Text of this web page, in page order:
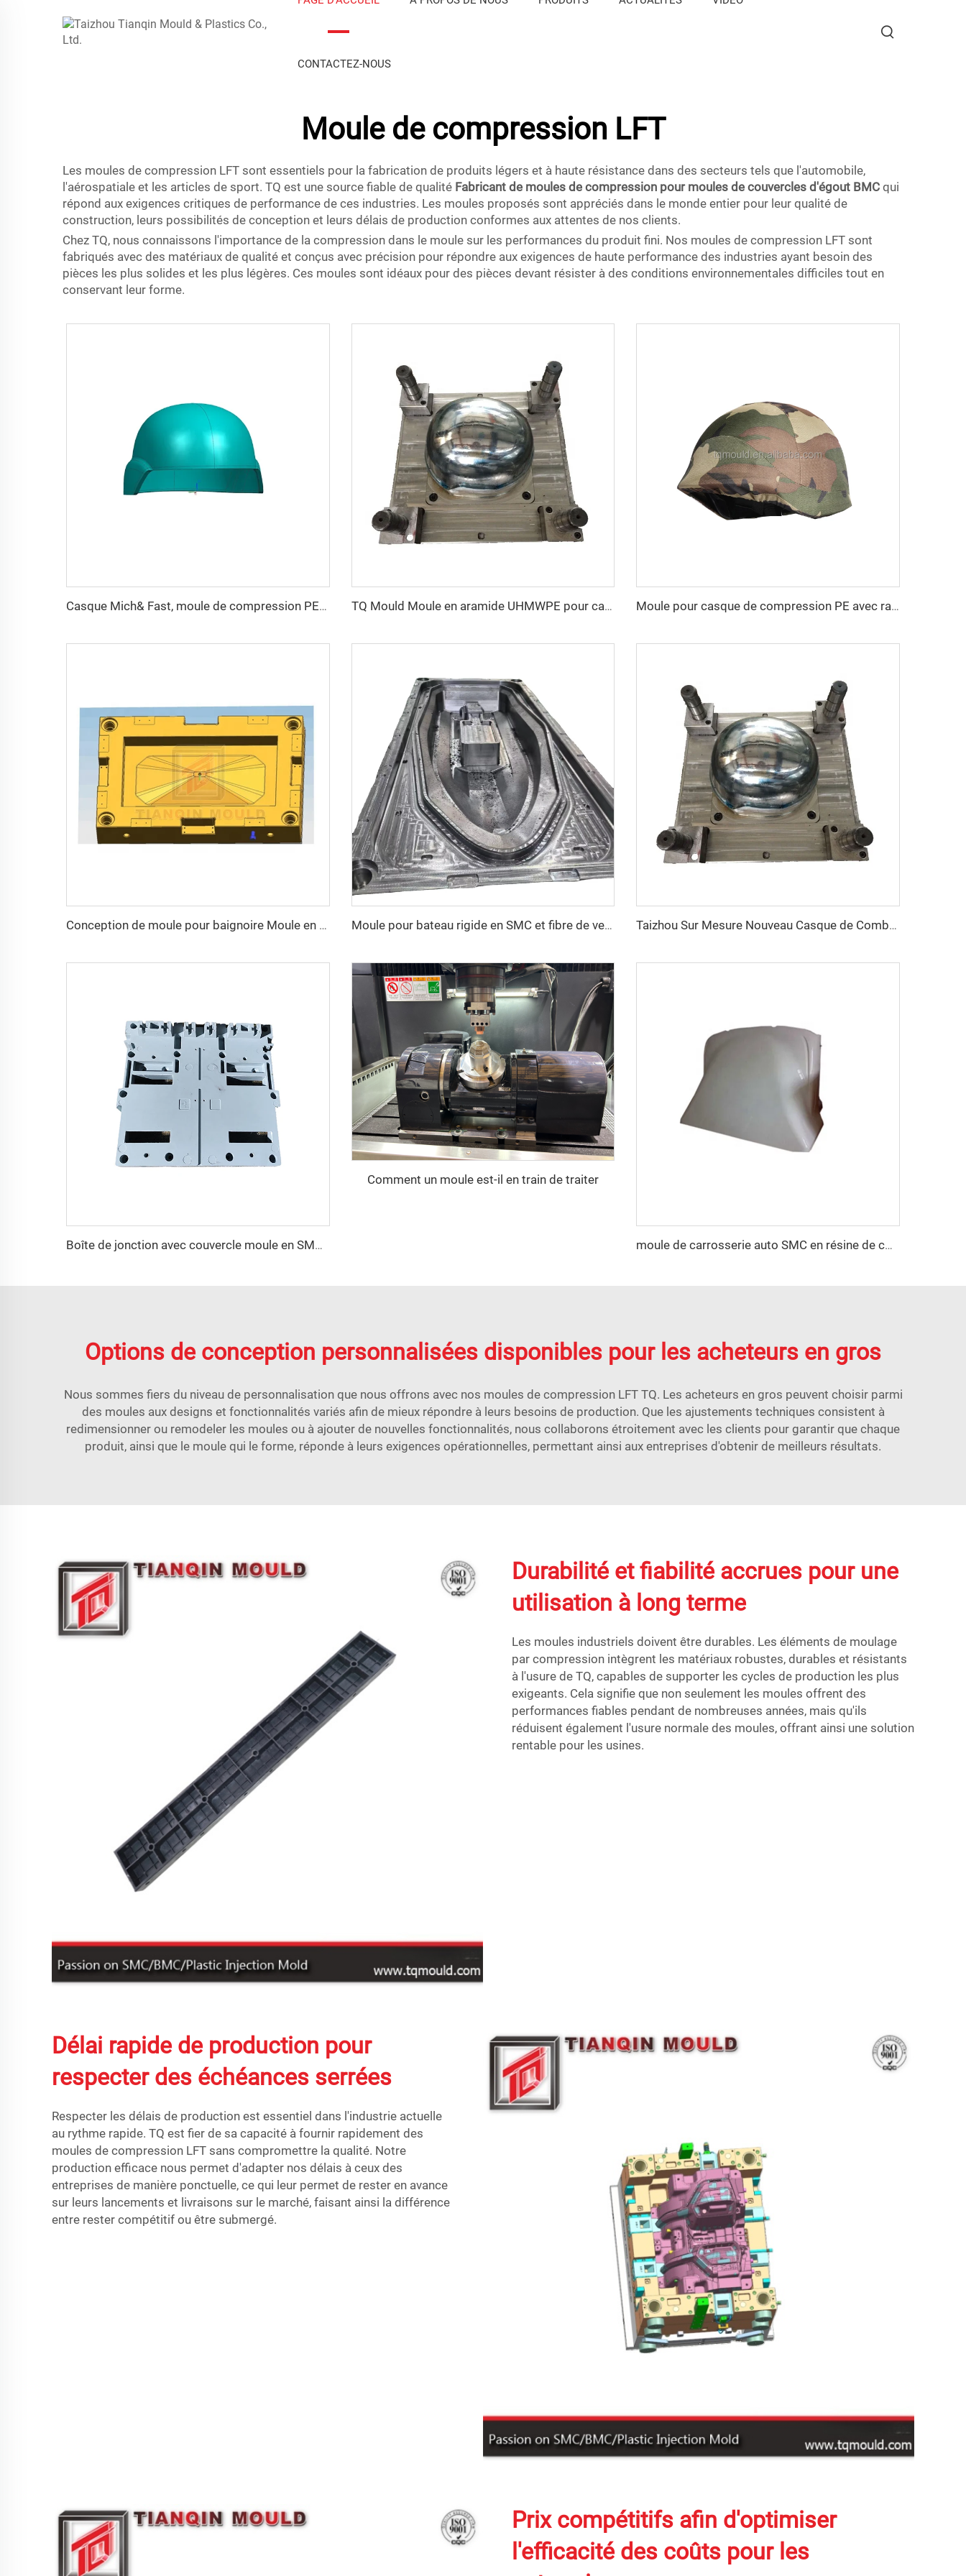
CONTACTEZ-NOUS
Moule de compression LFT
Les moules de compression LFT sont essentiels pour la fabrication de produits légers et à haute résistance dans des secteurs tels que l'automobile,
l'aérospatiale et les articles de sport. TQ est une source fiable de qualité Fabricant de moules de compression pour moules de couvercles d'égout BMC qui
répond aux exigences critiques de performance de ces industries. Les moules proposés sont appréciés dans le monde entier pour leur qualité de
construction, leurs possibilités de conception et leurs délais de production conformes aux attentes de nos clients.
Chez TQ, nous connaissons l'importance de la compression dans le moule sur les performances du produit fini. Nos moules de compression LFT sont
fabriqués avec des matériaux de qualité et conçus avec précision pour répondre aux exigences de haute performance des industries ayant besoin des
pièces les plus solides et les plus légères. Ces moules sont idéaux pour des pièces devant résister à des conditions environnementales difficiles tout en
conservant leur forme.
Casque Mich& Fast, moule de compression PE avec rails latéraux, moule pour casque de sécurité TQ Mould Moule en aramide UHMWPE pour casque MICH FAST PASGT Moule à casque par compression Moule pour casque de compression PE avec rails latéraux - Technologie de moulage par compression pour casques
Conception de moule pour baignoire Moule en fibre de verre pour spa Moule de compression Usine de Taizhou Moule pour bateau rigide en SMC et fibre de verre, industrie des composites, Chine Taizhou Sur Mesure Nouveau Casque de Combat en Fibre de Verre Casque de Formation Protecteur Tactique Extérieur
Boîte de jonction avec couvercle moule en SMC Moule de compression Boîte d'interrupteur Fabrique de moules Huangyan TQ
Comment un moule est-il en train de traiter
moule de carrosserie auto SMC en résine de compression bien vendu
Options de conception personnalisées disponibles pour les acheteurs en gros
Nous sommes fiers du niveau de personnalisation que nous offrons avec nos moules de compression LFT TQ. Les acheteurs en gros peuvent choisir parmi
des moules aux designs et fonctionnalités variés afin de mieux répondre à leurs besoins de production. Que les ajustements techniques consistent à
redimensionner ou remodeler les moules ou à ajouter de nouvelles fonctionnalités, nous collaborons étroitement avec les clients pour garantir que chaque
produit, ainsi que le moule qui le forme, réponde à leurs exigences opérationnelles, permettant ainsi aux entreprises d'obtenir de meilleurs résultats.
Durabilité et fiabilité accrues pour une
utilisation à long terme
Les moules industriels doivent être durables. Les éléments de moulage
par compression intègrent les matériaux robustes, durables et résistants
à l'usure de TQ, capables de supporter les cycles de production les plus
exigeants. Cela signifie que non seulement les moules offrent des
performances fiables pendant de nombreuses années, mais qu'ils
réduisent également l'usure normale des moules, offrant ainsi une solution
rentable pour les usines.
Délai rapide de production pour
respecter des échéances serrées
Respecter les délais de production est essentiel dans l'industrie actuelle
au rythme rapide. TQ est fier de sa capacité à fournir rapidement des
moules de compression LFT sans compromettre la qualité. Notre
production efficace nous permet d'adapter nos délais à ceux des
entreprises de manière ponctuelle, ce qui leur permet de rester en avance
sur leurs lancements et livraisons sur le marché, faisant ainsi la différence
entre rester compétitif ou être submergé.
Prix compétitifs afin d'optimiser
l'efficacité des coûts pour les